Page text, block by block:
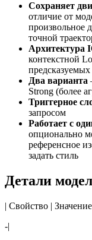
Сохраняет
отличие от
произвольное
точной
Архитектура
контекстной
предсказуемых
Два варианта
Strong (более
Триггерное
запросом
Работает с
опционально
референсное
задать стиль
Детали
| Свойство |
-|